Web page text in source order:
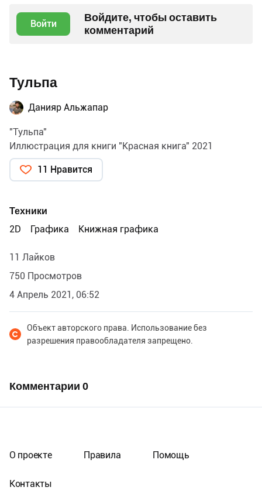
Войти
Войдите, чтобы оставить
комментарий
Тульпа
Данияр Альжапар
"Тульпа"
Иллюстрация для книги "Красная книга" 2021
11 Нравится
Техники
2D
Графика Книжная графика
11 Лайков
750 Просмотров
4 Апрель 2021, 06:52
Объект авторского права. Использование без
разрешения правообладателя запрещено.
Комментарии 0
О проекте Правила Помощь
Контакты